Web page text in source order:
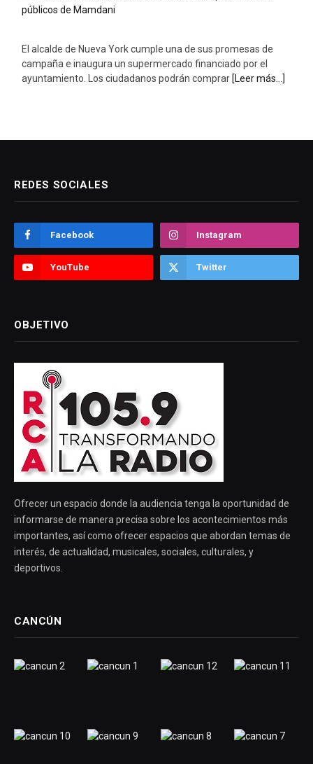
El alcalde de Nueva York cumple una de sus promesas de
campaña e inaugura un supermercado financiado por el
ayuntamiento. Los ciudadanos podrán comprar [Leer más...]
REDES SOCIALES
Facebook Instagram
YouTube Twitter
OBJETIVO
Ofrecer un espacio donde la audiencia tenga la oportunidad de
informarse de manera precisa sobre los acontecimientos más
importantes, así como ofrecer espacios que abordan temas de
interés, de actualidad, musicales, sociales, culturales, y
deportivos.
CANCÚN